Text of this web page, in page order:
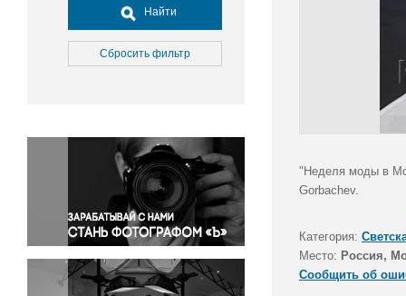
Досуг, туризм и отдых
Культура
Медицина
Окружающая среда
Политика
Правосудие
Происшествия и конфликты
Религия
Светская жизнь
Спорт
Найти
Сбросить фильтр
"Неделя моды в
Gorbachev.
Категория:
Место: Россия,
Сообщить об